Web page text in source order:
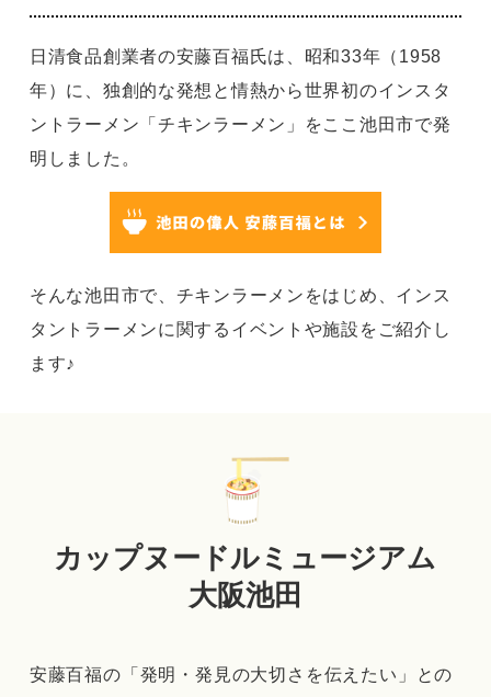
日清食品創業者の安藤百福氏は、昭和33年（1958
年）に、独創的な発想と情熱から世界初のインスタ
ントラーメン「チキンラーメン」をここ池田市で発
明しました。
そんな池田市で、チキンラーメンをはじめ、インス
タントラーメンに関するイベントや施設をご紹介し
ます♪
カップヌードルミュージアム
大阪池田
安藤百福の「発明・発見の大切さを伝えたい」との